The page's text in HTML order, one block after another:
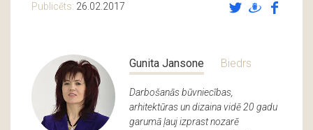
Publicēts: 26.02.2017
Gunita Jansone Biedrs
Darbošanās būvniecības,
arhitektūras un dizaina vidē 20 gadu
garumā ļauj izprast nozarē